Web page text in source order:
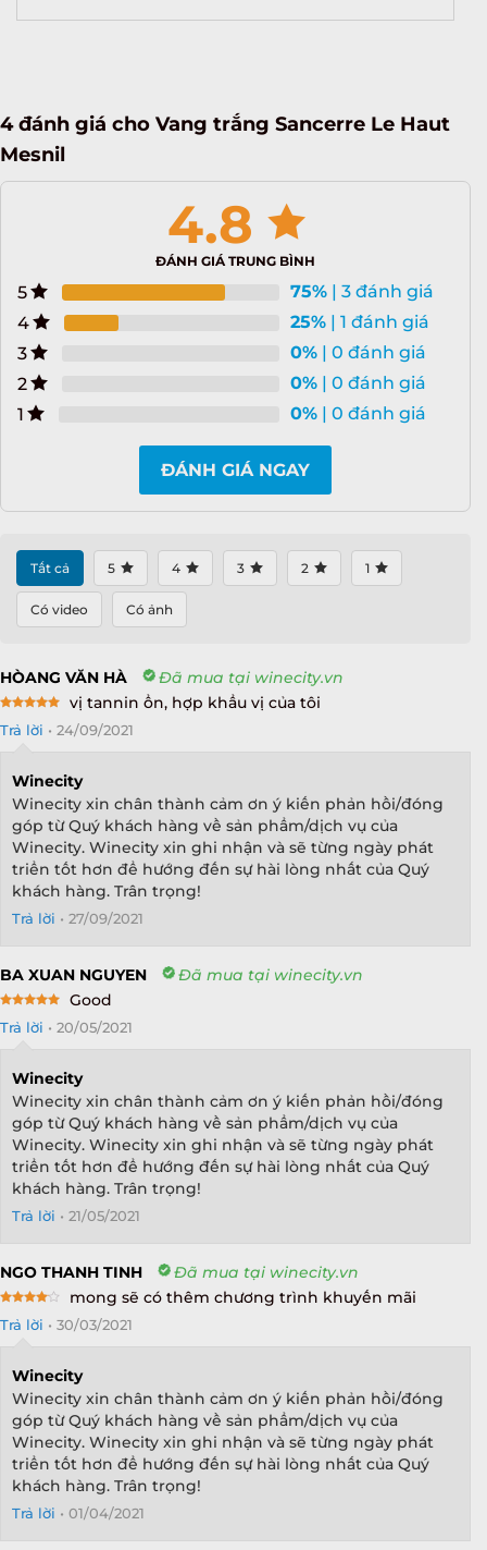
4 đánh giá cho Vang trắng Sancerre Le Haut
Mesnil
4.8
ĐÁNH GIÁ TRUNG BÌNH
5 75% | 3 đánh giá
4
25% | 1 đánh giá
3
0% | 0 đánh giá
2
0% | 0 đánh giá
1
0% | 0 đánh giá
ĐÁNH GIÁ NGAY
Tất cả 5 4 3 2 1
Có video Có ảnh
HÒANG VĂN HÀ Đã mua tại winecity.vn
out of 5
vị tannin ổn, hợp khẩu vị của tôi
Trả lời • 24/09/2021
Winecity
Winecity xin chân thành cảm ơn ý kiến phản hồi/đóng
góp từ Quý khách hàng về sản phẩm/dịch vụ của
Winecity. Winecity xin ghi nhận và sẽ từng ngày phát
triển tốt hơn để hướng đến sự hài lòng nhất của Quý
khách hàng. Trân trọng!
Trả lời • 27/09/2021
BA XUAN NGUYEN Đã mua tại winecity.vn
out of 5
Good
Trả lời • 20/05/2021
Winecity
Winecity xin chân thành cảm ơn ý kiến phản hồi/đóng
góp từ Quý khách hàng về sản phẩm/dịch vụ của
Winecity. Winecity xin ghi nhận và sẽ từng ngày phát
triển tốt hơn để hướng đến sự hài lòng nhất của Quý
khách hàng. Trân trọng!
Trả lời • 21/05/2021
NGO THANH TINH Đã mua tại winecity.vn
out of 5
mong sẽ có thêm chương trình khuyến mãi
Trả lời • 30/03/2021
Winecity
Winecity xin chân thành cảm ơn ý kiến phản hồi/đóng
góp từ Quý khách hàng về sản phẩm/dịch vụ của
Winecity. Winecity xin ghi nhận và sẽ từng ngày phát
triển tốt hơn để hướng đến sự hài lòng nhất của Quý
khách hàng. Trân trọng!
Trả lời • 01/04/2021